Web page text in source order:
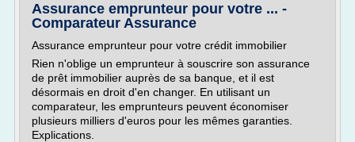
Assurance emprunteur pour votre ... -
Comparateur Assurance
Assurance emprunteur pour votre crédit immobilier
Rien n'oblige un emprunteur à souscrire son assurance
de prêt immobilier auprès de sa banque, et il est
désormais en droit d'en changer. En utilisant un
comparateur, les emprunteurs peuvent économiser
plusieurs milliers d'euros pour les mêmes garanties.
Explications.